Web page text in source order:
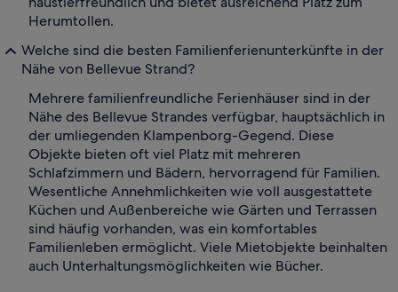
Herumtollen.
Welche sind die besten Familienferienunterkünfte in der
Nähe von Bellevue Strand?
Mehrere familienfreundliche Ferienhäuser sind in der
Nähe des Bellevue Strandes verfügbar, hauptsächlich in
der umliegenden Klampenborg-Gegend. Diese
Objekte bieten oft viel Platz mit mehreren
Schlafzimmern und Bädern, hervorragend für Familien.
Wesentliche Annehmlichkeiten wie voll ausgestattete
Küchen und Außenbereiche wie Gärten und Terrassen
sind häufig vorhanden, was ein komfortables
Familienleben ermöglicht. Viele Mietobjekte beinhalten
auch Unterhaltungsmöglichkeiten wie Bücher.